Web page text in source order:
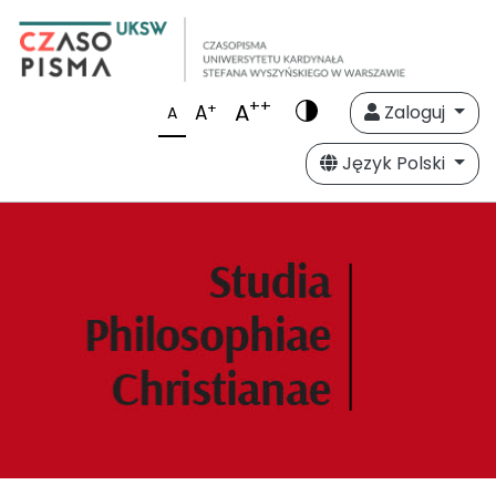
A A+ A++
Zaloguj
Język Polski